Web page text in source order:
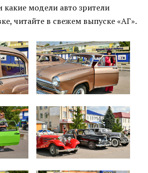
какие модели авто зрители
читайте в свежем выпуске «АГ».